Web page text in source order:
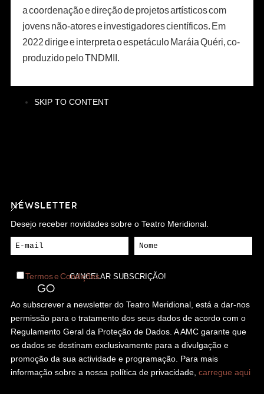
a coordenação e direção de projetos artísticos com
jovens não-atores e investigadores científicos. Em
2022 dirige e interpreta o espetáculo Maráia Quéri, co-
produzido pelo TNDMII.
SKIP TO CONTENT
NEWSLETTER
Desejo receber novidades sobre o Teatro Meridional.
Termos e Condições
Ao subscrever a newsletter do Teatro Meridional, está a dar-nos
permissão para o tratamento dos seus dados de acordo com o
Regulamento Geral da Proteção de Dados. A AMC garante que
os dados se destinam exclusivamente para a divulgação e
promoção da sua actividade e programação. Para mais
informação sobre a nossa política de privacidade, carregue aqui